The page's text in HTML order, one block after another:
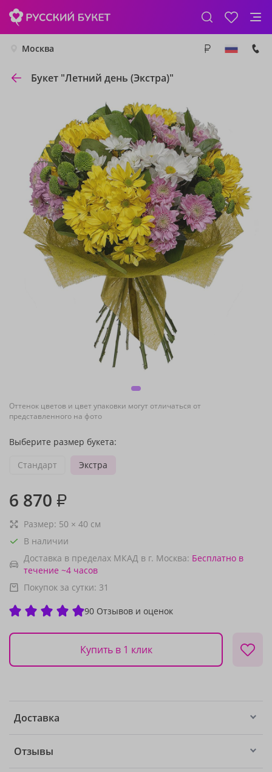
Москва
Букет "Летний день (Экстра)"
Оттенок цветов и цвет упаковки могут отличаться от
представленного на фото
Выберите размер букета:
Стандарт
Экстра
6 870 ₽
Размер: 50 × 40 см
В наличии
Доставка в пределах МКАД в г. Москва: Бесплатно в
течение ~4 часов
Покупок за сутки: 31
90 Отзывов и оценок
Купить в 1 клик
Доставка
Отзывы